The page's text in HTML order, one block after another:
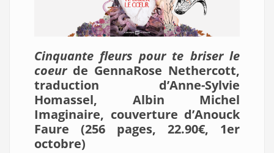
Cinquante fleurs pour te briser le
coeurde GennaRose Nethercott,
traduction d’Anne-Sylvie
Homassel, Albin Michel
Imaginaire, couverture d’Anouck
Faure (256 pages, 22.90€, 1er
octobre)